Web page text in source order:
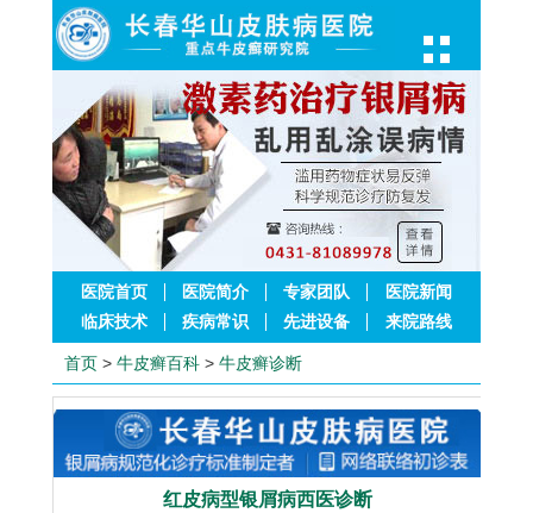
医院首页 医院简介 专家团队
医院新闻
临床技术
疾病常识 先进设备 来院路线
首页 > 牛皮癣百科 > 牛皮癣诊断
红皮病型银屑病西医诊断